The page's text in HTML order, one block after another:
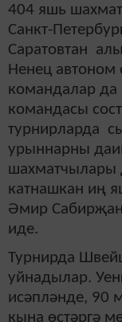
404 яшь
Санкт-
Саратовтан
Ненец автоном
командалар да
командасы
турнирларда
урыннарны
шахматчылары
катнашкан иң
Әмир
иде.
Турнирда
уйнадылар.
исәпләнде, 90
кына өстәргә